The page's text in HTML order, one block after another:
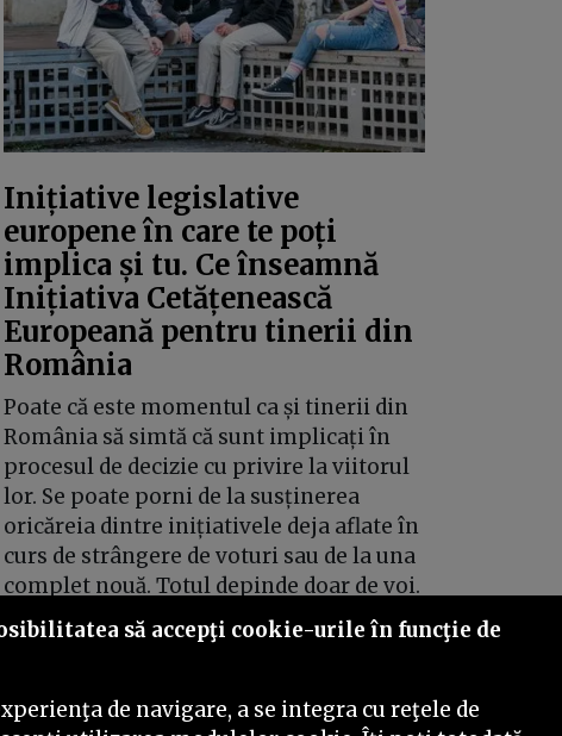
Inițiative legislative
europene în care te poți
implica și tu. Ce înseamnă
Inițiativa Cetățenească
Europeană pentru tinerii din
România
Poate că este momentul ca și tinerii din
România să simtă că sunt implicați în
procesul de decizie cu privire la viitorul
lor. Se poate porni de la susținerea
oricăreia dintre inițiativele deja aflate în
curs de strângere de voturi sau de la una
complet nouă. Totul depinde doar de voi.
să accepţi cookie-urile în funcţie de
de navigare, a se integra cu reţele de